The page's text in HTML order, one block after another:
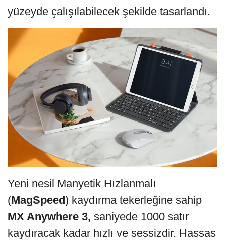
yüzeyde çalışılabilecek şekilde tasarlandı.
Yeni nesil Manyetik Hızlanmalı
(MagSpeed) kaydırma ​​tekerleğine sahip
MX Anywhere 3, saniyede 1000 satır
kaydıracak kadar hızlı ve sessizdir. Hassas